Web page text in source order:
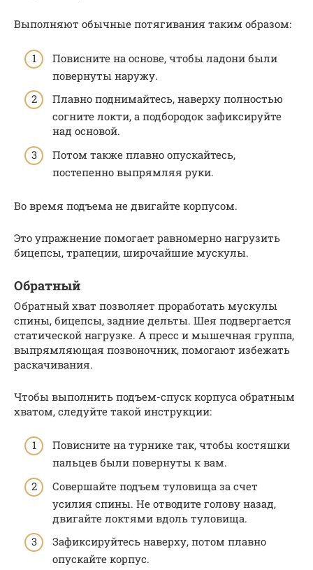
Выполняют обычные потягивания таким образом:
Повисните на основе, чтобы ладони были
повернуты наружу.
Плавно поднимайтесь, наверху полностью
согните локти, а подбородок зафиксируйте
над основой.
Потом также плавно опускайтесь,
постепенно выпрямляя руки.
Во время подъема не двигайте корпусом.
Это упражнение помогает равномерно нагрузить
бицепсы, трапеции, широчайшие мускулы.
Обратный
Обратный хват позволяет проработать мускулы
спины, бицепсы, задние дельты. Шея подвергается
статической нагрузке. А пресс и мышечная группа,
выпрямляющая позвоночник, помогают избежать
раскачивания.
Чтобы выполнить подъем-спуск корпуса обратным
хватом, следуйте такой инструкции:
Повисните на турнике так, чтобы костяшки
пальцев были повернуты к вам.
Совершайте подъем туловища за счет
усилия спины. Не отводите голову назад,
двигайте локтями вдоль туловища.
Зафиксируйтесь наверху, потом плавно
опускайте корпус.